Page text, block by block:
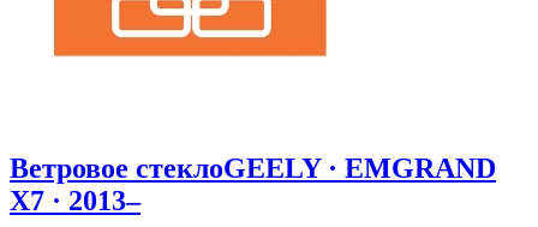
Ветровое стеклоGEELY · EMGRAND
X7 · 2013–